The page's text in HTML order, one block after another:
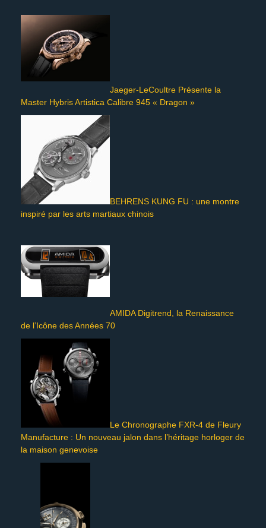
Jaeger-LeCoultre Présente la
Master Hybris Artistica Calibre 945 « Dragon »
BEHRENS KUNG FU : une montre
inspiré par les arts martiaux chinois
AMIDA Digitrend, la Renaissance
de l’Icône des Années 70
Le Chronographe FXR-4 de Fleury
Manufacture : Un nouveau jalon dans l’héritage horloger de
la maison genevoise